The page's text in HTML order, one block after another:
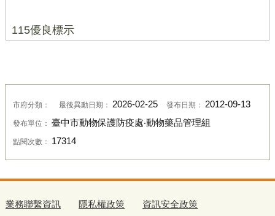
115優良標示
市府分類： 最後異動日期： 2026-02-25 發布日期： 2012-09-13
發布單位： 臺中市動物保護防疫處‧動物藥品管理組
點閱次數： 17314
業務聯繫資訊 隱私權政策 資訊安全政策